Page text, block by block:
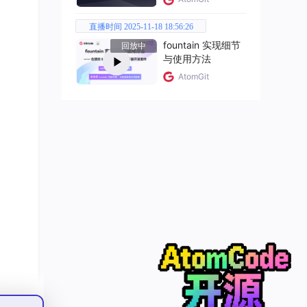
直播时间 2025-11-18 18:56:26
回放中
fountain 实现细节
与使用方法
AtomGit